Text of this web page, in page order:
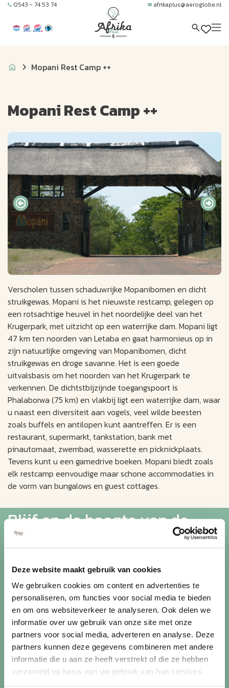
Deze website maakt gebruik van cookies
We gebruiken cookies om content en advertenties te
personaliseren, om functies voor social media te bieden
en om ons websiteverkeer te analyseren. Ook delen we
informatie over uw gebruik van onze site met onze
partners voor social media, adverteren en analyse. Deze
partners kunnen deze gegevens combineren met andere
informatie die u aan ze heeft verstrekt of die ze hebben
verzameld op basis van uw gebruik van hun services.
0543 - 74 53 74 afrikaplus@aeroglobe.nl
Mopani Rest Camp ++
Mopani Rest Camp ++
Verscholen tussen schaduwrijke Mopanibomen en dicht
struikgewas. Mopani is het nieuwste restcamp, gelegen op
een rotsachtige heuvel in het noordelijke deel van het
Krugerpark, met uitzicht op een waterrijke dam. Mopani ligt
47 km ten noorden van Letaba en gaat harmonieus op in
zijn natuurlijke omgeving van Mopanibomen, dicht
struikgewas en droge savanne. Het is een goede
uitvalsbasis om het noorden van het Krugerpark te
verkennen. De dichtstbijzijnde toegangspoort is
Phalaborwa (75 km) en vlakbij ligt een waterrijke dam, waar
u naast een diversiteit aan vogels, veel wilde beesten
zoals buffels en antilopen kunt aantreffen. Er is een
restaurant, supermarkt, tankstation, bank met
pinautomaat, zwembad, wasserette en picknickplaats.
Tevens kunt u een gamedrive boeken. Mopani biedt zoals
elk restcamp eenvoudige maar schone accommodaties in
de vorm van bungalows en guest cottages.
Blijf op de hoogte van de
mooiste reizen
Ontvang circa 1 maal per maand onze nieuwsbrief met de
laatste aanbiedingen. U kunt zich elk moment weer
uitschrijven via de afmeldlink in de nieuwsbrief.
Aanmelden
Lees in onsprivacybeleidhoe wij zorgvuldig omgaan met uw
gegevens.